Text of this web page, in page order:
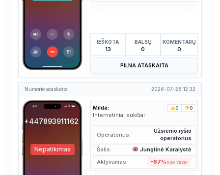
IEŠKOTA
13
BALSŲ
0
KOMENTARŲ
0
PILNA ATASKAITA
Numerio ataskaita 2026-07-28 12:32
+447893911162
Nepatikimas
Milda:
Internetiniai sukčiai
0 0
Operatorius:
Užsienio ryšio
operatorius
Šalis:
Jungtinė Karalystė
Aktyvumas:
-67%nuo vakar